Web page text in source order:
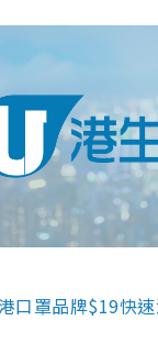
口罩品牌$19快